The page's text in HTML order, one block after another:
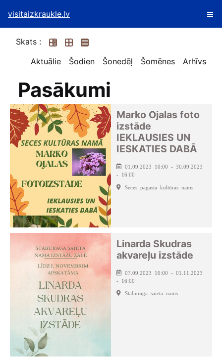
visitaizkraukle.lv
Skats :
Aktuālie
Šodien Šonedēļ Šomēnes Arhīvs
Pasākumi
Marko Ojalas foto
izstāde
IEKLAUSIES UN
IESKATIES DABĀ
01.09.2023 10:00 - 30.09.2023
- 16:00
Seces pagasta kultūras nams
Linarda Skudras
akvareļu izstāde
07.09.2023 10:00 - 01.11.2023
- 16:00
Staburaga saieta nams